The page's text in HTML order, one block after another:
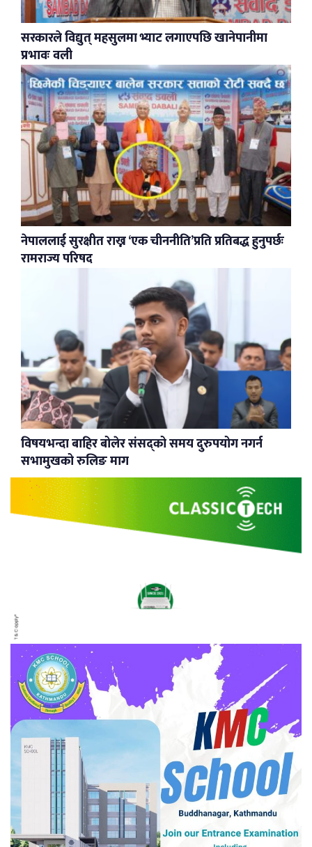
सरकारले विद्युत् महसुलमा भ्याट लगाएपछि खानेपानीमा
प्रभावः वली
नेपाललाई सुरक्षीत राख्न ‘एक चीननीति’प्रति प्रतिबद्ध हुनुपर्छः
रामराज्य परिषद
विषयभन्दा बाहिर बोलेर संसद्को समय दुरुपयोग नगर्न
सभामुखको रुलिङ माग